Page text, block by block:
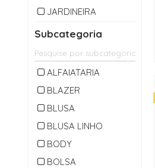
JARDINEIRA
MACACAO
PARKA
Subcategoria
ALFAIATARIA
BLAZER
BLUSA
BLUSA LINHO
BODY
BOLSA